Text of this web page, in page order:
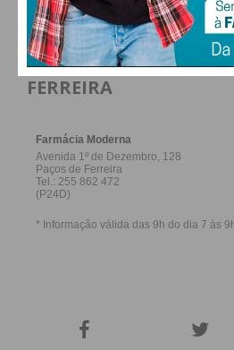
Eu li e concordo
FARMACIAS DE
FERREIRA